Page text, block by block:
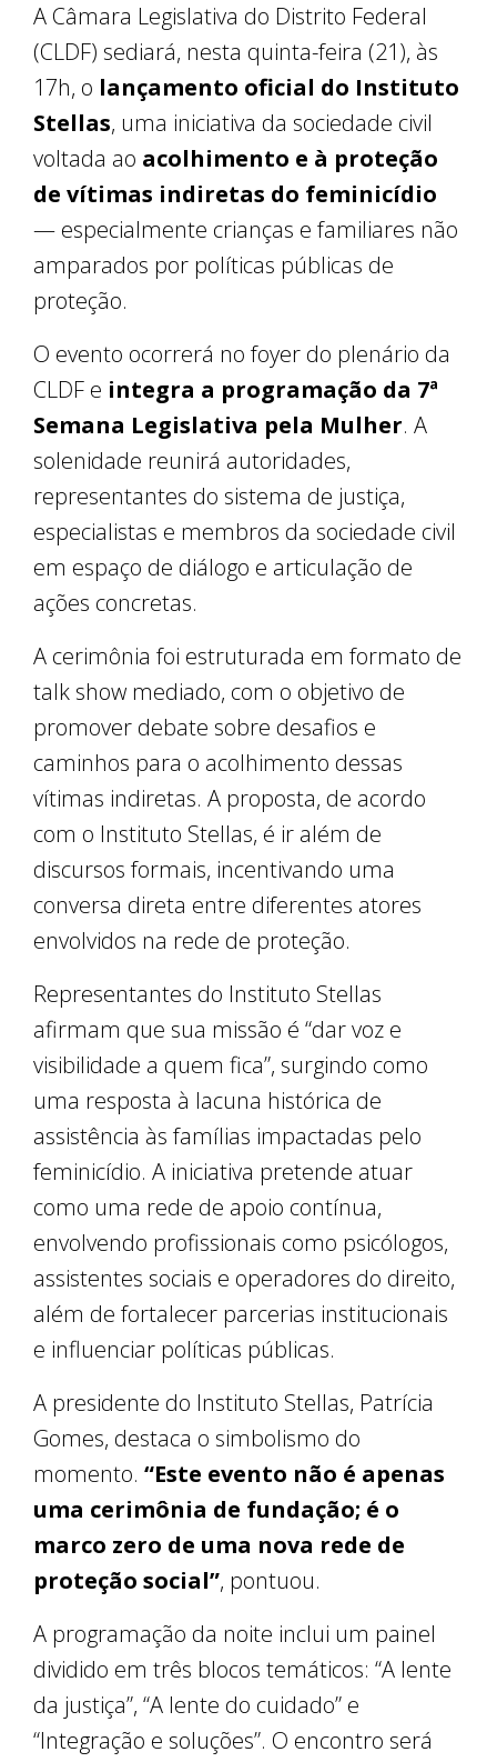
A Câmara Legislativa do Distrito Federal
(CLDF) sediará, nesta quinta-feira (21), às
17h, o lançamento oficial do Instituto
Stellas, uma iniciativa da sociedade civil
voltada ao acolhimento e à proteção
de vítimas indiretas do feminicídio
— especialmente crianças e familiares não
amparados por políticas públicas de
proteção.
O evento ocorrerá no foyer do plenário da
CLDF e integra a programação da 7ª
Semana Legislativa pela Mulher. A
solenidade reunirá autoridades,
representantes do sistema de justiça,
especialistas e membros da sociedade civil
em espaço de diálogo e articulação de
ações concretas.
A cerimônia foi estruturada em formato de
talk show mediado, com o objetivo de
promover debate sobre desafios e
caminhos para o acolhimento dessas
vítimas indiretas. A proposta, de acordo
com o Instituto Stellas, é ir além de
discursos formais, incentivando uma
conversa direta entre diferentes atores
envolvidos na rede de proteção.
Representantes do Instituto Stellas
afirmam que sua missão é “dar voz e
visibilidade a quem fica”, surgindo como
uma resposta à lacuna histórica de
assistência às famílias impactadas pelo
feminicídio. A iniciativa pretende atuar
como uma rede de apoio contínua,
envolvendo profissionais como psicólogos,
assistentes sociais e operadores do direito,
além de fortalecer parcerias institucionais
e influenciar políticas públicas.
A presidente do Instituto Stellas, Patrícia
Gomes, destaca o simbolismo do
momento. “Este evento não é apenas
uma cerimônia de fundação; é o
marco zero de uma nova rede de
proteção social”, pontuou.
A programação da noite inclui um painel
dividido em três blocos temáticos: “A lente
da justiça”, “A lente do cuidado” e
“Integração e soluções”. O encontro será